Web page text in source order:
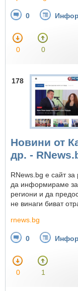
0
0 0
178
Новини от
др. -
RNews.bg е сайт
да информираме за
региони и да
не винаги биват
rnews.bg
0
0 1